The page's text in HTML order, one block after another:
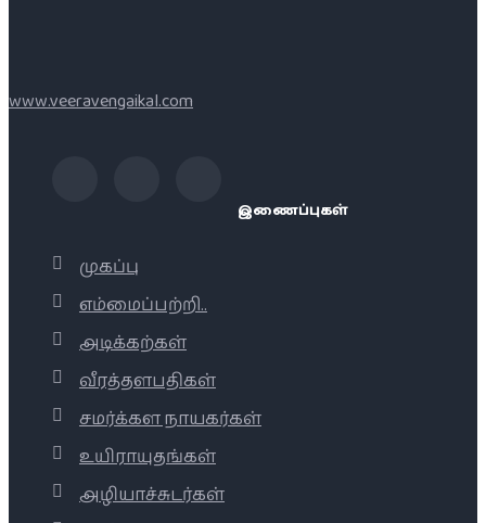
www.veeravengaikal.com
இணைப்புகள்
முகப்பு
எம்மைப்பற்றி..
அடிக்கற்கள்
வீரத்தளபதிகள்
சமர்க்கள நாயகர்கள்
உயிராயுதங்கள்
அழியாச்சுடர்கள்